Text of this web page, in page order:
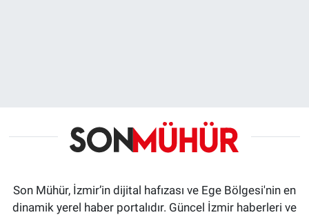
Son Mühür, İzmir’in dijital hafızası ve Ege Bölgesi'nin en
dinamik yerel haber portalıdır. Güncel İzmir haberleri ve